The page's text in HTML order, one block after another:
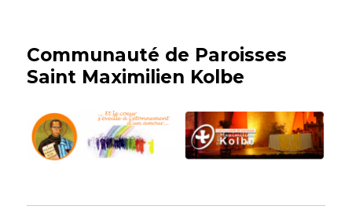
Communauté de Paroisses
Saint Maximilien Kolbe